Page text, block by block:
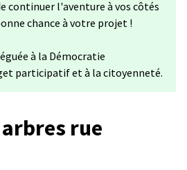
continuer l'aventure à vos côtés
chance à votre projet !
à la Démocratie
participatif et à la citoyenneté.
rue